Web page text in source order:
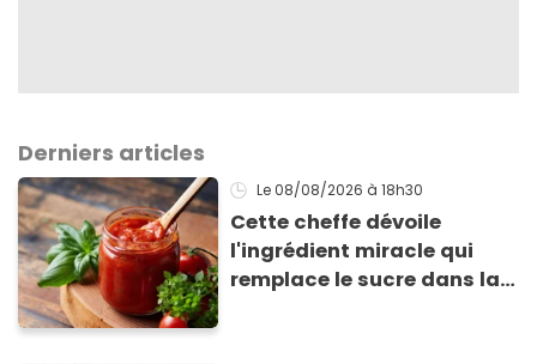
Derniers articles
Le 08/08/2026 à 18h30
Cette cheffe dévoile
l'ingrédient miracle qui
remplace le sucre dans la